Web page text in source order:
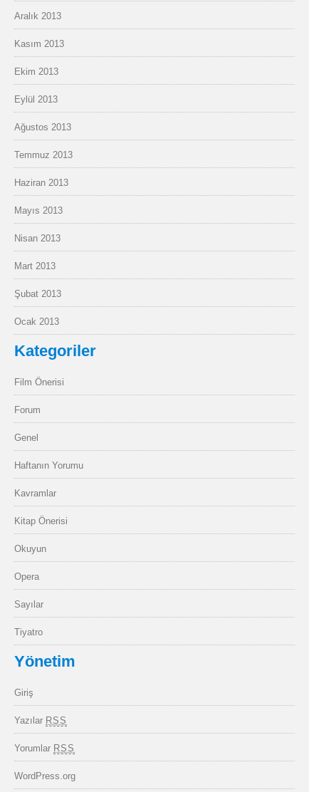
Aralık 2013
Kasım 2013
Ekim 2013
Eylül 2013
Ağustos 2013
Temmuz 2013
Haziran 2013
Mayıs 2013
Nisan 2013
Mart 2013
Şubat 2013
Ocak 2013
Kategoriler
Film Önerisi
Forum
Genel
Haftanın Yorumu
Kavramlar
Kitap Önerisi
Okuyun
Opera
Sayılar
Tiyatro
Yönetim
Giriş
Yazılar RSS
Yorumlar RSS
WordPress.org